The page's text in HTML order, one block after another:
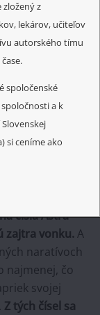
z
lekárov, učiteľov
autorského tímu
spoločenské
a k
si ceníme ako
hovoríte
(tých
projekt?
z toho
jasné.
čísla Astra
zajtra vonku.A
naratívoch
najmenej, čo
svojej
Z tých čísel sa